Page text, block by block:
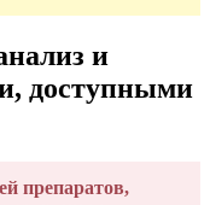
и
доступными
препаратов,